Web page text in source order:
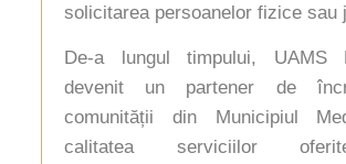
solicitarea persoanelor fizice sau
De-a lungul timpului, UAMS
devenit un partener de
comunității din Municipiul
calitatea serviciilor